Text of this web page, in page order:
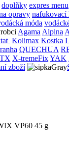
doplňky expres menu
opravy nafukovací
móda
Agama Alpina
Kolimax Kostka
QUECHUA
X-tremeFixYAK
zboží
VP60 45 g